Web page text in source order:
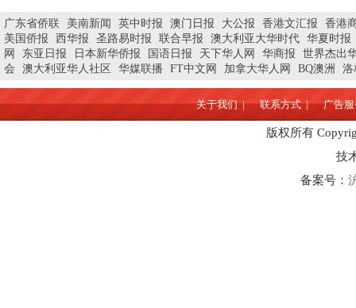
广东省侨联 美南新闻 英中时报 澳门日报 大公报 香港文汇报
香港
美国侨报
西华报 圣路易时报 联合早报 澳大利亚大华时代 华夏时报
网
东亚日报 日本新华侨报 国语日报 天下华人网 华商报
世界杰出
会
澳大利亚华人社区 华媒联播 FT中文网 加拿大华人网 BQ澳洲 洛
关于我们 | 联系方式 | 广告
版权所有
技
备案号：